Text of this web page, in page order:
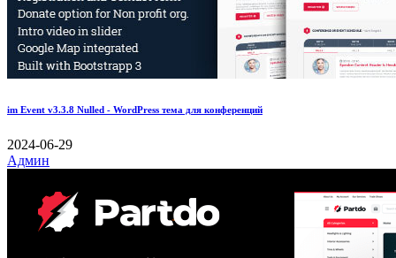
im Event v3.3.8 Nulled - WordPress тема для конференций
2024-06-29
Админ